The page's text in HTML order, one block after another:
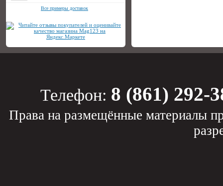
Все примеры доставок
Телефон: 8 (861) 292-
Права на размещённые материалы